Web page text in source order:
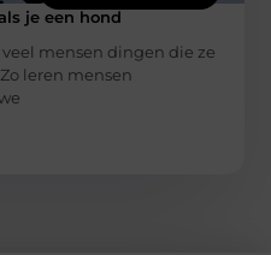
je een hond
mensen dingen die ze
leren mensen